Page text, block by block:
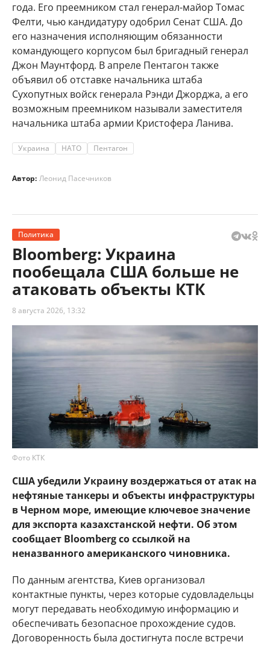
года. Его преемником стал генерал-майор Томас
Фелти, чью кандидатуру одобрил Сенат США. До
его назначения исполняющим обязанности
командующего корпусом был бригадный генерал
Джон Маунтфорд. В апреле Пентагон также
объявил об отставке начальника штаба
Сухопутных войск генерала Рэнди Джорджа, а его
возможным преемником называли заместителя
начальника штаба армии Кристофера Ланива.
Украина НАТО Пентагон
Автор: Леонид Пасечников
Политика
Bloomberg: Украина
пообещала США больше не
атаковать объекты КТК
8 августа 2026, 13:32
Фото КТК
США убедили Украину воздержаться от атак на
нефтяные танкеры и объекты инфраструктуры
в Черном море, имеющие ключевое значение
для экспорта казахстанской нефти. Об этом
сообщает Bloomberg со ссылкой на
неназванного американского чиновника.
По данным агентства, Киев организовал
контактные пункты, через которые судовладельцы
могут передавать необходимую информацию и
обеспечивать безопасное прохождение судов.
Договоренность была достигнута после встречи